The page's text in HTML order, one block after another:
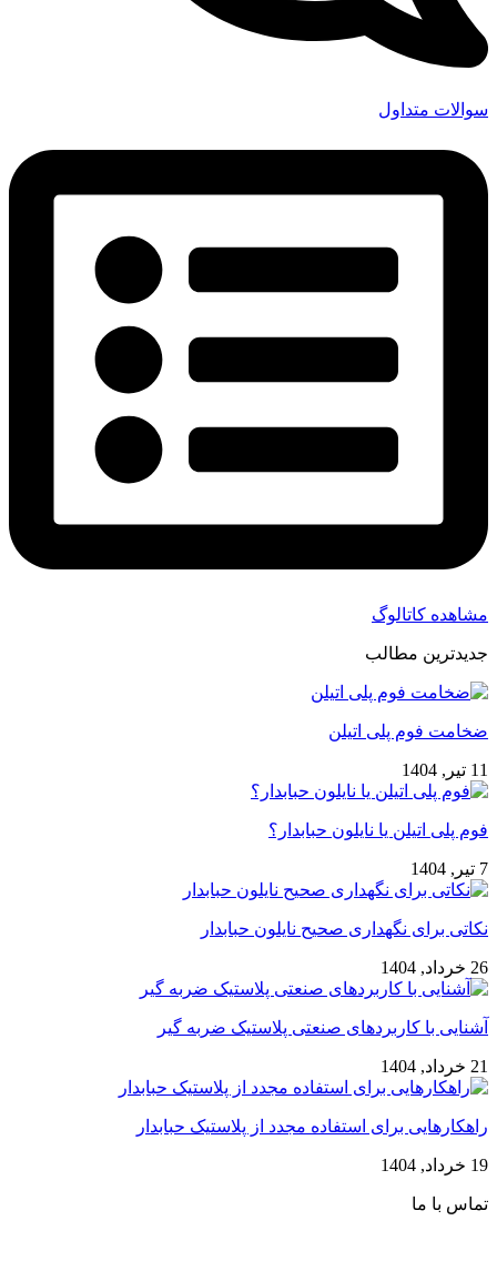
سوالات متداول
مشاهده کاتالوگ
جدیدترین مطالب
ضخامت فوم پلی اتیلن
11 تیر, 1404
فوم پلی اتیلن یا نایلون حبابدار؟
7 تیر, 1404
نکاتی برای نگهداری صحیح نایلون حبابدار
26 خرداد, 1404
آشنایی با کاربردهای صنعتی پلاستیک ضربه گیر
21 خرداد, 1404
راهکارهایی برای استفاده مجدد از پلاستیک حبابدار
19 خرداد, 1404
تماس با ما